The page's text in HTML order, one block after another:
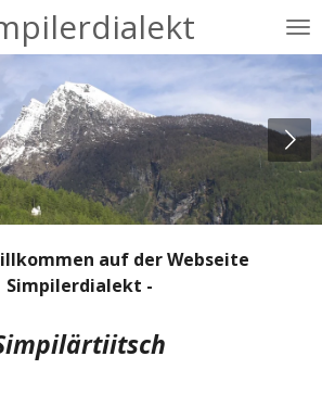
auf der Webseite
Simpilerdialekt -